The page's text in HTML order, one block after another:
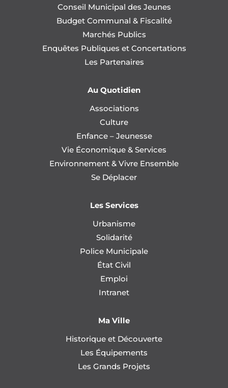
Conseil Municipal des Jeunes
Budget Communal & Fiscalité
Marchés Publics
Enquêtes Publiques et Concertations
Les Partenaires
Au Quotidien
Associations
Culture
Enfance – Jeunesse
Vie Économique & Services
Environnement & Vivre Ensemble
Se Déplacer
Les Services
Urbanisme
Solidarité
Police Municipale
État Civil
Emploi
Intranet
Ma Ville
Historique et Découverte
Les Équipements
Les Grands Projets